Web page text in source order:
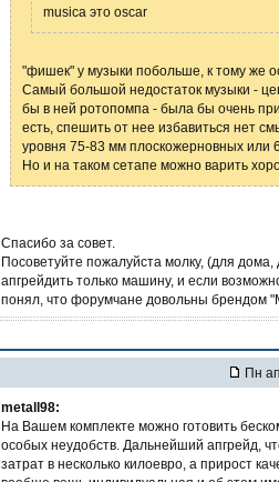
musica это oscar
"фишек" у музыки побольше, к тому же
Самый большой недостаток музыки -
бы в ней ротопомпа - была бы очень
есть, спешить от нее избавиться нет
уровня 75-83 мм плоскожерновных или
Но и на таком сетапе можно варить
Спасибо за совет.
Посоветуйте пожалуйста молку, (для
апгрейдить только машину, и если
понял, что форумчане довольны брендом
Пн
metall98:
На Вашем комплекте можно готовить
особых неудобств. Дальнейший апгрейд,
затрат в несколько килоевро, а прирост